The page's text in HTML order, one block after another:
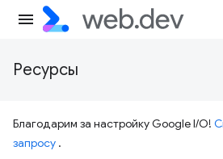
Ресурсы
Благодарим за настройку Google I/O!
запросу .